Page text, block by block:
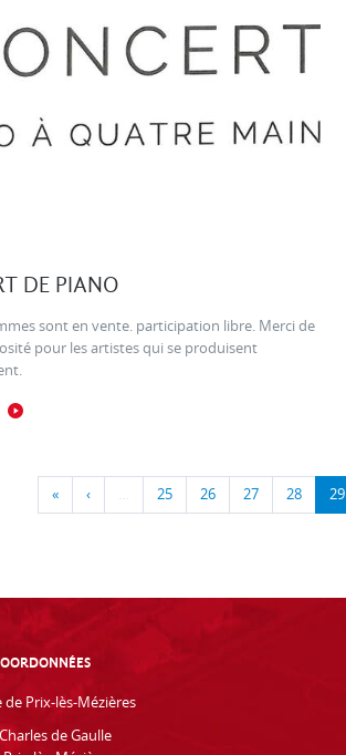
DE PIANO
sont en vente. participation libre. Merci de
pour les artistes qui se produisent
« ‹ … 25 26 27 28 29
de Prix-lès-Mézières
de Gaulle